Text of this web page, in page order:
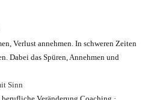
Verlust annehmen. In schweren Zeiten
Dabei das Spüren, Annehmen und
Sinn